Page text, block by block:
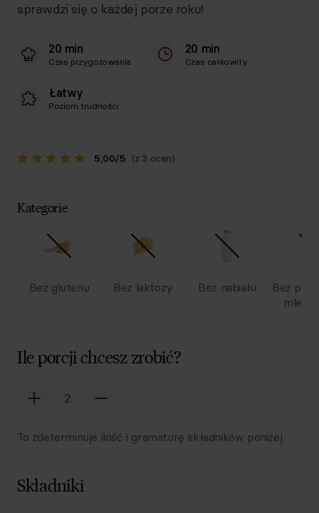
sprawdzi się o każdej porze roku!
20 min
Czas przygotowania
20 min
Czas całkowity
Łatwy
Poziom trudności
5,00/5 (z 3 ocen)
Kategorie
Bez glutenu Bez laktozy Bez nabiału
Bez
Ile porcji chcesz zrobić?
To zdeterminuje ilość i gramaturę składników poniżej.
Składniki